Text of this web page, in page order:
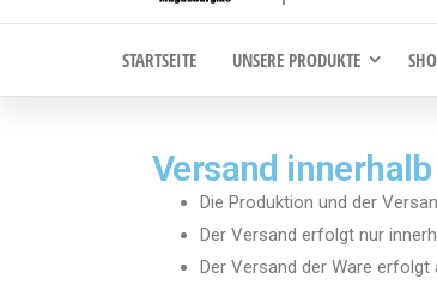
STARTSEITE UNSERE PRODUKTE
Versand
Die Produktion und der
Der Versand erfolgt nur
Der Versand der Ware erfolgt